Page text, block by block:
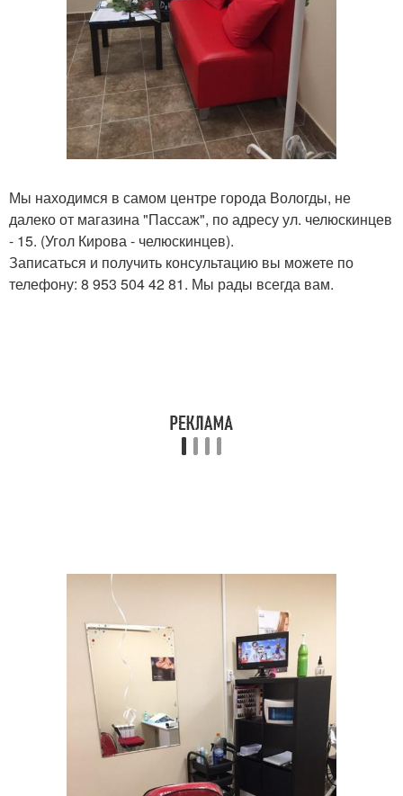
Мы находимся в самом центре города Вологды, не
далеко от магазина "Пассаж", по адресу ул. челюскинцев
- 15. (Угол Кирова - челюскинцев).
Записаться и получить консультацию вы можете по
телефону: 8 953 504 42 81. Мы рады всегда вам.